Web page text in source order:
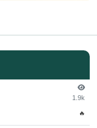
1.9k
🔥